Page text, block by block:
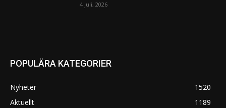
4 juli, 2026
POPULÄRA KATEGORIER
Nyheter
1520
Aktuellt
1189